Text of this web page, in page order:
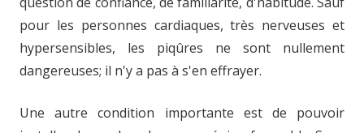
pour les personnes cardiaques, très nerveuses et
hypersensibles, les piqûres ne sont nullement
dangereuses; il n'y a pas à s'en effrayer.
Une autre condition importante est de pouvoir